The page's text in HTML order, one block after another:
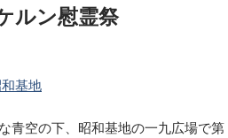
ルン慰霊祭
基地
青空の下、昭和基地の一九広場で第